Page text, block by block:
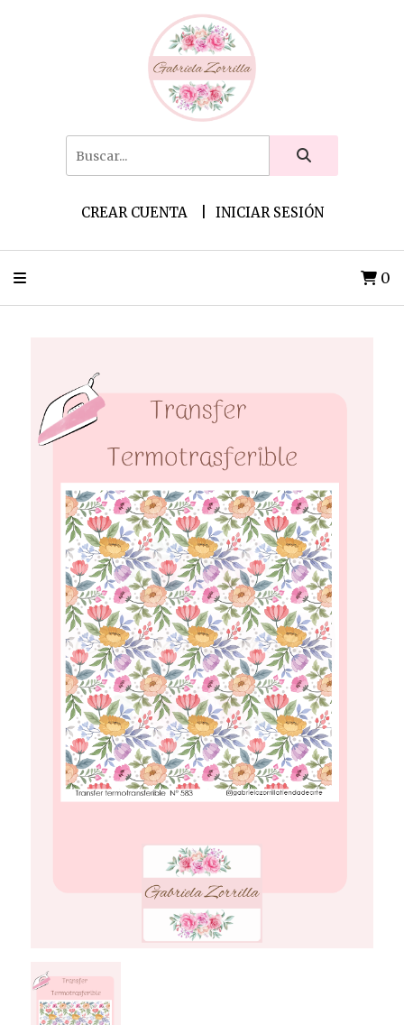
CREAR CUENTA INICIAR SESIÓN
0